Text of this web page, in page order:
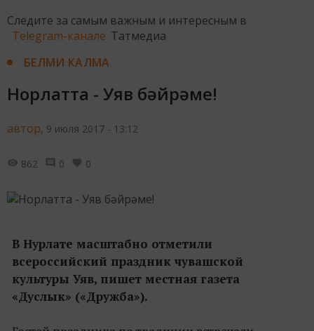
Следите за самым важным и интересным в
Telegram-канале Татмедиа
БЕЛМИ КАЛМА
Норлатта - Уяв бәйрәме!
автор, 9 июля 2017 - 13:12
862 0 0
В Нурлате масштабно отметили
всероссийский праздник чувашской
культуры Уяв, пишет местная газета
«Дуслык» («Дружба»).